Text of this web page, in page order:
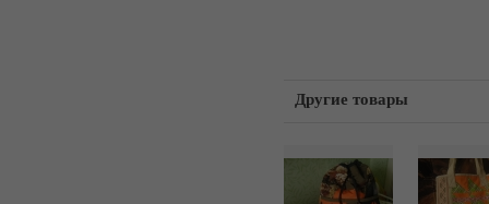
Другие товары